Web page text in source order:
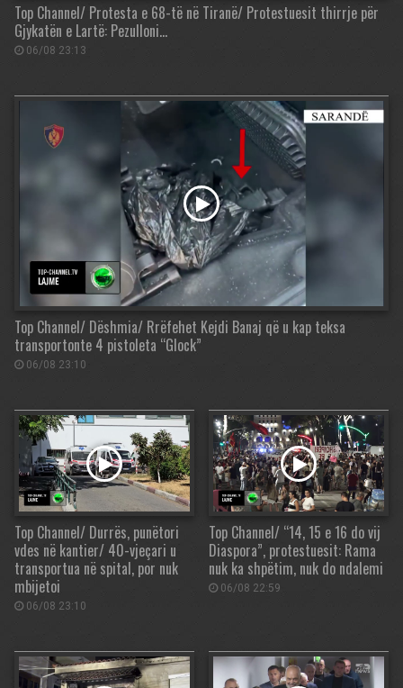
Top Channel/ Protesta e 68-të në Tiranë/ Protestuesit thirrje për
Gjykatën e Lartë: Pezulloni…
06/08 23:13
Top Channel/ Dëshmia/ Rrëfehet Kejdi Banaj që u kap teksa
transportonte 4 pistoleta “Glock”
06/08 23:10
Top Channel/ Durrës, punëtori
vdes në kantier/ 40-vjeçari u
transportua në spital, por nuk
mbijetoi
06/08 23:10
Top Channel/ “14, 15 e 16 do vij
Diaspora”, protestuesit: Rama
nuk ka shpëtim, nuk do ndalemi
06/08 22:59